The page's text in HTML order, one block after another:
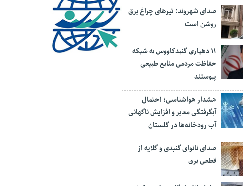
صدای شهروند: تیرهای چراغ برق
روشن است
۱۱ دهیاری گنبدکاووس به شبکه
حفاظت مردمی منابع طبیعی
پیوستند
هشدار هواشناسی؛ احتمال
آبگرفتگی معابر و افزایش ناگهانی
آب رودخانه‌ها در گلستان
صدای نانوای گنبدی و گلایه از
قطعی برق